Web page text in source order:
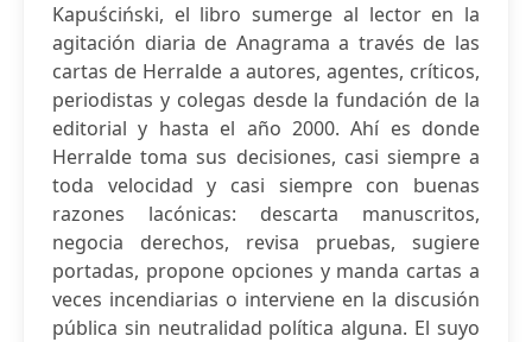
Kapuściński, el libro sumerge al lector en la
agitación diaria de Anagrama a través de las
cartas de Herralde a autores, agentes, críticos,
periodistas y colegas desde la fundación de la
editorial y hasta el año 2000. Ahí es donde
Herralde toma sus decisiones, casi siempre a
toda velocidad y casi siempre con buenas
razones lacónicas: descarta manuscritos,
negocia derechos, revisa pruebas, sugiere
portadas, propone opciones y manda cartas a
veces incendiarias o interviene en la discusión
pública sin neutralidad política alguna. El suyo